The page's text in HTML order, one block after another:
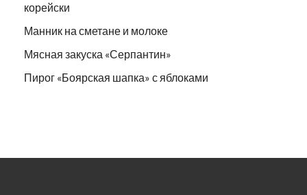
корейски
Манник на сметане и молоке
Мясная закуска «Серпантин»
Пирог «Боярская шапка» с яблоками